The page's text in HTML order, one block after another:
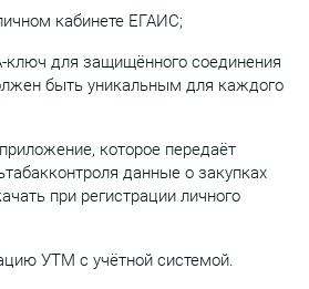
кабинете ЕГАИС;
для защищённого соединения
быть уникальным для каждого
которое передаёт
данные о закупках
при регистрации личного
УТМ с учётной системой.